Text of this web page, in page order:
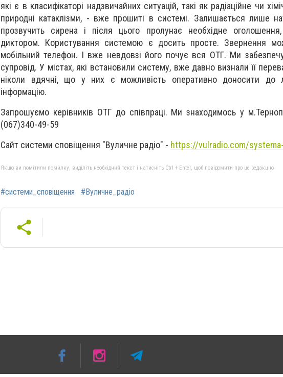
які є в класифікаторі надзвичайних ситуацій, такі як радіаційне чи
природні катаклізми, - вже прошиті в системі. Залишається лише
прозвучить сирена і після цього пролунає необхідне
диктором. Користування системою є досить просте. Звернення
мобільний телефон. І вже невдовзі його почує вся ОТГ. Ми
супровід. У містах, які встановили систему, вже давно визнали її
ніколи вдячні, що у них є можливість оперативно доносити до
інформацію.
Запрошуємо керівників ОТГ до співпраці. Ми знаходимось у
(067)340-49-59
Сайт системи сповіщення "Вуличне радіо" - https://vulradio.com/
Якщо ви помітили помилку, виділіть необхідний текст і натисніть Ctrl + Enter, щоб повідомити про це редакцію
#системи_сповіщення #Вуличне_радіо